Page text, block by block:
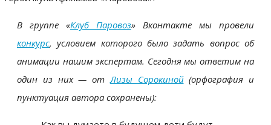
В группе «Клуб Паровоз» Вконтакте мы провели
конкурс, условием которого было задать вопрос об
анимации нашим экспертам. Сегодня мы ответим на
один из них — отЛизы Сорокиной(орфография и
пунктуация автора сохранены):